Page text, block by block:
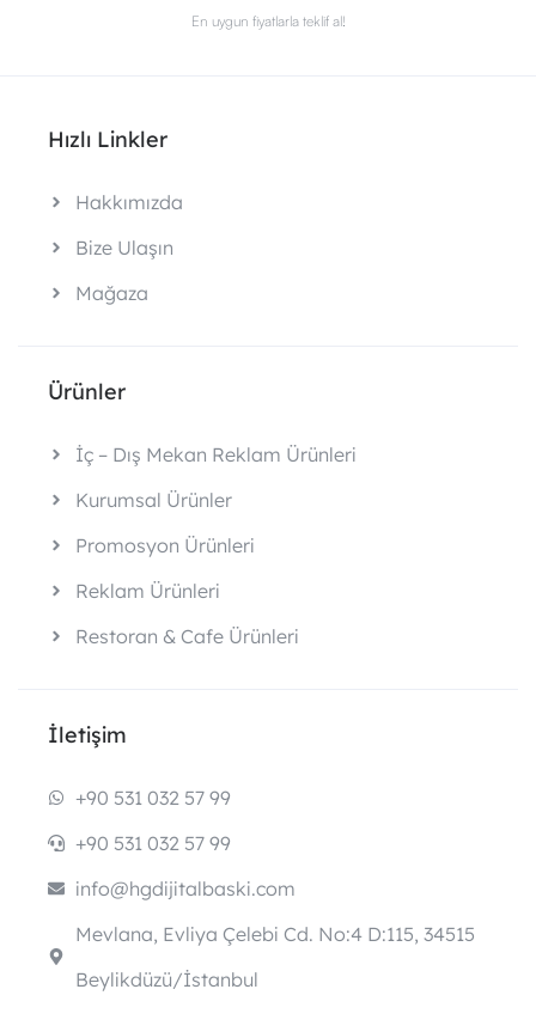
En uygun fiyatlarla teklif al!
Hızlı Linkler
Hakkımızda
Bize Ulaşın
Mağaza
Ürünler
İç – Dış Mekan Reklam Ürünleri
Kurumsal Ürünler
Promosyon Ürünleri
Reklam Ürünleri
Restoran & Cafe Ürünleri
İletişim
+90 531 032 57 99
+90 531 032 57 99
info@hgdijitalbaski.com
Mevlana, Evliya Çelebi Cd. No:4 D:115, 34515
Beylikdüzü/İstanbul